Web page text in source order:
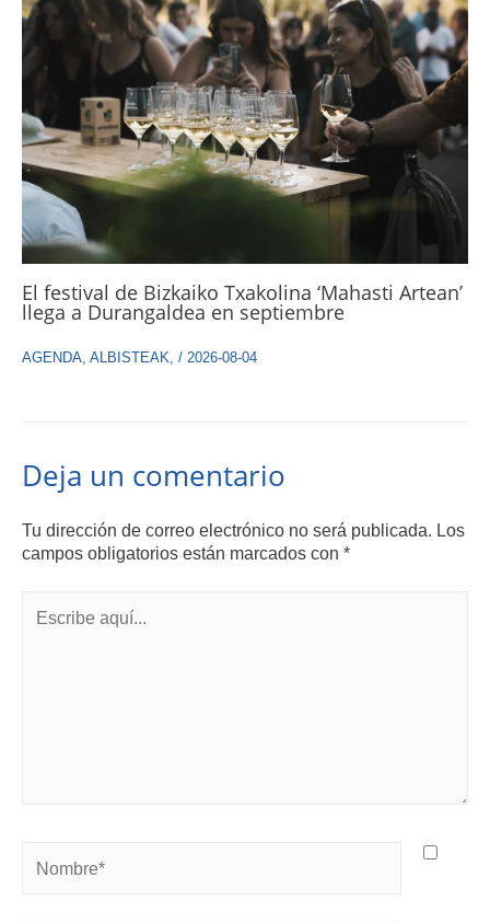
El festival de Bizkaiko Txakolina ‘Mahasti Artean’
llega a Durangaldea en septiembre
AGENDA ALBISTEAK / 2026-08-04
Deja un comentario
Tu dirección de correo electrónico no será publicada. Los
campos obligatorios están marcados con *